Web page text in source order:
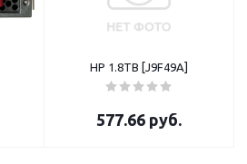
HP 1.8TB [J9F49A]
577.66 руб.